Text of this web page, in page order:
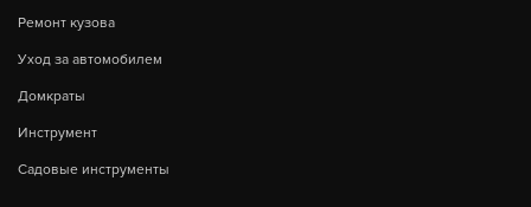
Ремонт кузова
Уход за автомобилем
Домкраты
Инструмент
Садовые инструменты